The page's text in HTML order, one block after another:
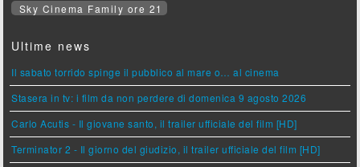
Sky Cinema Family ore 21
Ultime news
Il sabato torrido spinge il pubblico al mare o… al cinema
Stasera in tv: i film da non perdere di domenica 9 agosto 2026
Carlo Acutis - Il giovane santo, il trailer ufficiale del film [HD]
Terminator 2 - Il giorno del giudizio, il trailer ufficiale del film [HD]